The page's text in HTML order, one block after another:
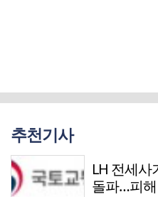
추천기사
LH 전세사
돌파…피